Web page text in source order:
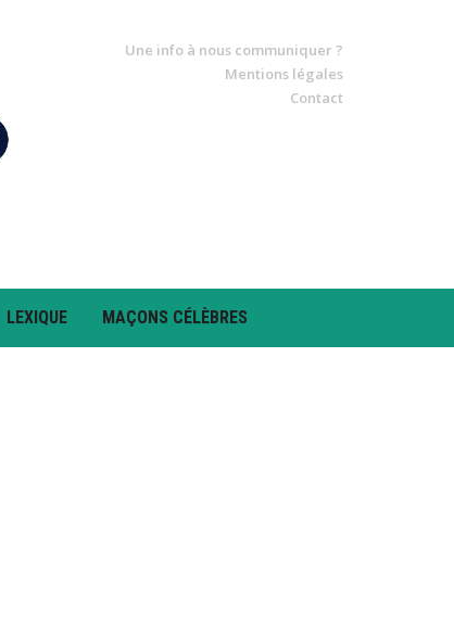
Une info à nous communiquer ?
Mentions légales
Contact
LEXIQUE MAÇONS CÉLÈBRES